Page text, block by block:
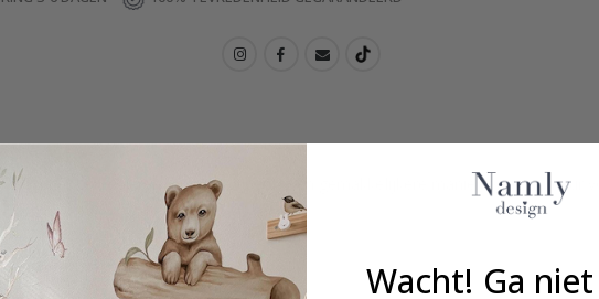
kamer te versieren, er is geen betere en gemakkelijkere manier om een muur
Wacht! Ga